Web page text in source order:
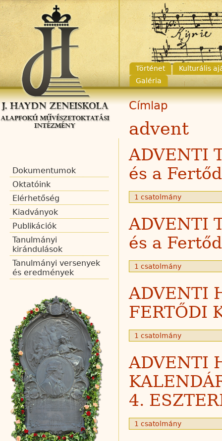
Történet
Kulturális
Galéria
Címlap
advent
ADVENTI
és a
1 csatolmány
ADVENTI
és a
1 csatolmány
ADVENTI
FERTŐDI
1 csatolmány
ADVENTI
4.
1 csatolmány
Dokumentumok
Oktatóink
Elérhetőség
Kiadványok
Publikációk
Tanulmányi
kirándulások
Tanulmányi versenyek
és eredmények